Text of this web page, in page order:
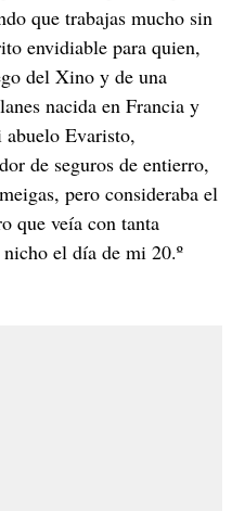
que trabajas mucho sin
envidiable para quien,
del Xino y de una
nacida en Francia y
Evaristo,
de seguros de entierro,
pero consideraba el
que veía con tanta
el día de mi 20.º